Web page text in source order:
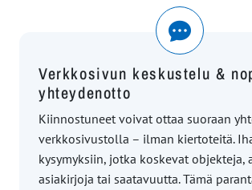
Verkkosivun keskustelu &
yhteydenotto
Kiinnostuneet voivat ottaa suoraan
verkkosivustolla – ilman kiertoteitä.
kysymyksiin, jotka koskevat objekteja,
asiakirjoja tai saatavuutta. Tämä